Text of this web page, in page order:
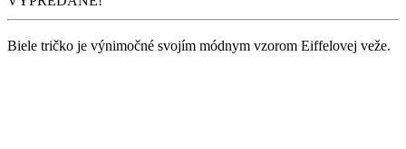
Biele tričko je výnimočné svojím módnym vzorom Eiffelovej veže.